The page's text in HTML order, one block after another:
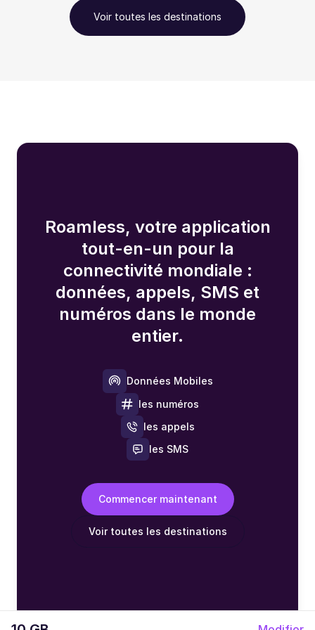
Voir toutes les destinations
Roamless, votre application
tout-en-un pour la
connectivité mondiale :
données, appels, SMS et
numéros dans le monde
entier.
Données Mobiles
les numéros
les appels
les SMS
Commencer maintenant
Voir toutes les destinations